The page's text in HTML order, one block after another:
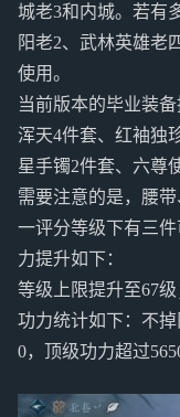
城老3和内城。若有
阳老2、武林英雄老
使用。
当前版本的毕业装
浑天4件套、红袖独
星手镯2件套、六尊
需要注意的是，腰
一评分等级下有三
力提升如下：
等级上限提升至67级
功力统计如下：不
0，顶级功力超过